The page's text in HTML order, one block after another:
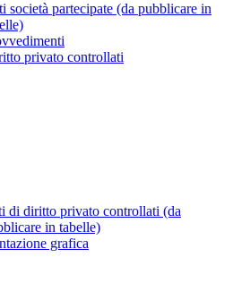
società partecipate (da pubblicare in
privato controllati
di diritto privato controllati (da
in tabelle)
grafica